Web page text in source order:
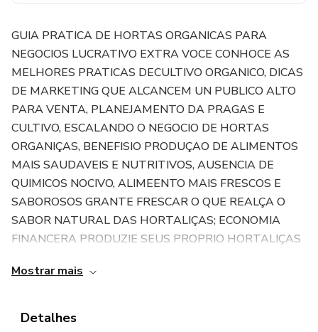
GUIA PRATICA DE HORTAS ORGANICAS PARA
NEGOCIOS LUCRATIVO EXTRA VOCE CONHOCE AS
MELHORES PRATICAS DECULTIVO ORGANICO, DICAS
DE MARKETING QUE ALCANCEM UN PUBLICO ALTO
PARA VENTA, PLANEJAMENTO DA PRAGAS E
CULTIVO, ESCALANDO O NEGOCIO DE HORTAS
ORGANIÇAS, BENEFISIO PRODUÇAO DE ALIMENTOS
MAIS SAUDAVEIS E NUTRITIVOS, AUSENCIA DE
QUIMICOS NOCIVO, ALIMEENTO MAIS FRESCOS E
SABOROSOS GRANTE FRESCAR O QUE REALÇA O
SABOR NATURAL DAS HORTALIÇAS; ECONOMIA
FINANCERA PRODUZIE SEUS PROPRIO HORTALIÇAS
DETALH...
Mostrar mais
Detalhes